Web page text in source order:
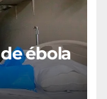
ébola